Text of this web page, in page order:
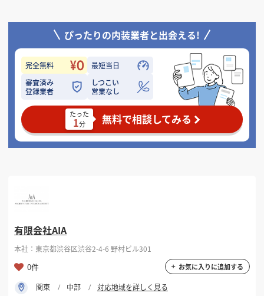
ぴったりの内装業者と出会える!
完全無料
最短当日
審査済み
登録業者
しつこい
営業なし
たった
1分 無料で相談してみる
有限会社AIA
本社：東京都渋谷区渋谷2-4-6 野村ビル301
0件 お気に入りに追加する
関東 中部
対応地域を詳しく見る